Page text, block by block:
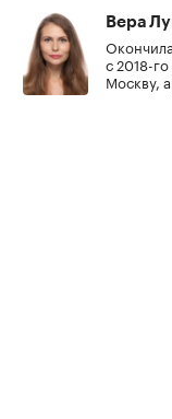
Вера
с 2018-
Москву,